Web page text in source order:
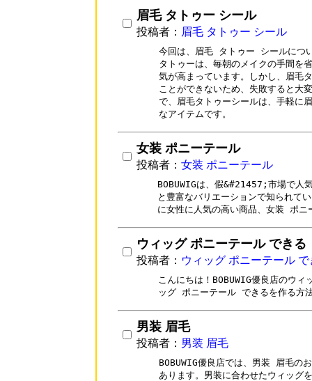
眉毛 タトゥー シール
投稿者： 眉毛 タトゥー シール
今回は、眉毛 タトゥー シールにつ
タトゥーは、毎朝のメイクの手間を
気が高まっています。しかし、眉毛
ことができないため、失敗すると大
で、眉毛タトゥーシールは、手軽に
なアイテムです。
女装 ポニーテール
投稿者： 女装 ポニーテール
BOBUWIGは、假&#21457;市場で人
と豊富なバリエーションで知られて
に女性に人気の高い商品、女装 ポニ
ウィッグ ポニーテール できる
投稿者： ウィッグ ポニーテール で
こんにちは！BOBUWIG優良店のウ
ッグ ポニーテール できるを作る方
男装 眉毛
投稿者： 男装 眉毛
BOBUWIG優良店では、男装 眉毛の
あります。男装に合わせたウィッグ